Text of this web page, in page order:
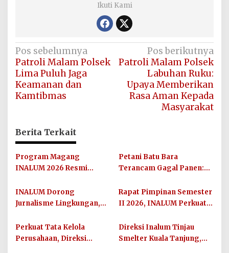
Ikuti Kami
Navigasi
pos
Pos sebelumnya
Patroli Malam Polsek
Lima Puluh Jaga
Keamanan dan
Kamtibmas
Pos berikutnya
Patroli Malam Polsek
Labuhan Ruku:
Upaya Memberikan
Rasa Aman Kepada
Masyarakat
Berita Terkait
Program Magang
INALUM 2026 Resmi
Muda Hadapi Dunia Kerja
Petani Batu Bara
Terancam Gagal Panen:
Digondol Pencuri
INALUM Dorong
Jurnalisme Lingkungan,
Lahirkan 65 Karya
Konservasi
Rapat Pimpinan Semester
II 2026, INALUM Perkuat
Perusahaan
Perkuat Tata Kelola
Perusahaan, Direksi
Direksi Inalum Tinjau
Smelter Kuala Tanjung,